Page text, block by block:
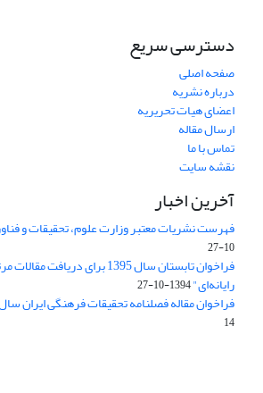
دسترسی سریع
صفحه اصلی
درباره نشریه
اعضای هیات تحریریه
ارسال مقاله
تماس با ما
نقشه سایت
آخرین اخبار
فهرست نشریات معتبر وزارت علوم، تحقیقات و فناوری
10-27
فراخوان تابستان سال 1395 برای
رایانه‌ای"1394-10-27
فراخوان مقاله فصلنامه تحقیقات فرهنگی ایران سال 1394 و
14